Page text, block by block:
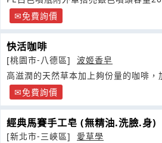
品牌標示與文字資訊
免費詢價
快活咖啡
[桃園市-八德區]
波姬香皂
高滋潤的天然草本加上夠份量的咖啡，
動您的肌膚
免費詢價
經典馬賽手工皂 (無精油.洗臉.身)
[新北市-三峽區]
愛草學